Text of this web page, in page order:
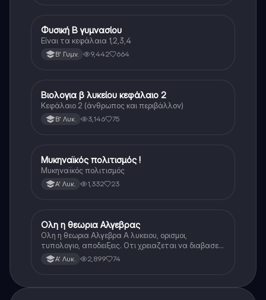
Φυσική
Φυσική Β γυμνασίου
Είναι τα κεφάλαια 1,2,3,4
Β' Γυμν. 9,442 664
Βιολογία
Βιολογια β λυκείου κεφάλαιο 2
Κεφάλαιο 2 (άνθρωπος και περιβάλλον)
Β' Λυκ. 3,146 75
Ιστορία
Μυκηναϊκός πολιτισμός !
Μυκηναϊκός πολιτισμός
Α' Λυκ. 1,332 23
Μαθηματικά
Ολη η θεωρια Αλγεβρας
Ολη η θεωρια Αλγεβρα Α λυκειου, ορισμοι,
τυπολογιο, αποδειξεις. Οτι χρειαζεται να διαβασεις
για το θεωρητικο κομματι της αλγεβρας.
Α' Λυκ. 2,899 74